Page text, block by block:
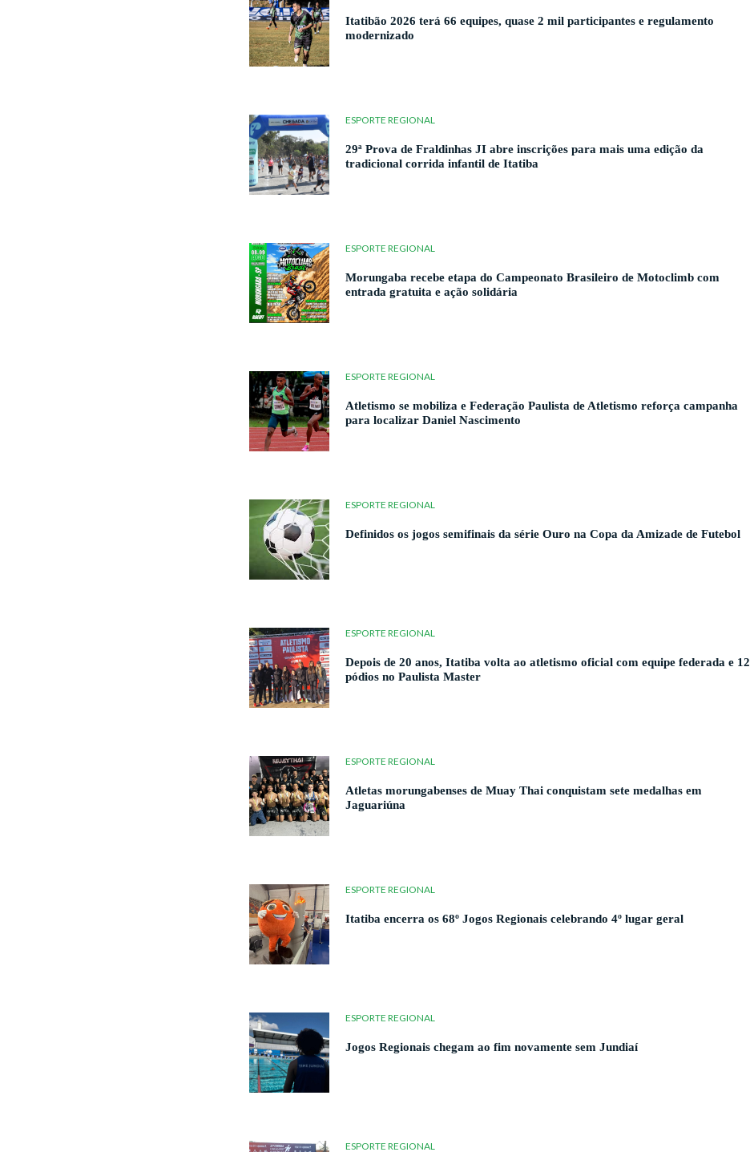
Itatibão 2026 terá 66 equipes, quase 2 mil participantes e regulamento
modernizado
ESPORTE REGIONAL
29ª Prova de Fraldinhas JI abre inscrições para mais uma edição da
tradicional corrida infantil de Itatiba
ESPORTE REGIONAL
Morungaba recebe etapa do Campeonato Brasileiro de Motoclimb com
entrada gratuita e ação solidária
ESPORTE REGIONAL
Atletismo se mobiliza e Federação Paulista de Atletismo reforça campanha
para localizar Daniel Nascimento
ESPORTE REGIONAL
Definidos os jogos semifinais da série Ouro na Copa da Amizade de Futebol
ESPORTE REGIONAL
Depois de 20 anos, Itatiba volta ao atletismo oficial com equipe federada e 12
pódios no Paulista Master
ESPORTE REGIONAL
Atletas morungabenses de Muay Thai conquistam sete medalhas em
Jaguariúna
ESPORTE REGIONAL
Itatiba encerra os 68º Jogos Regionais celebrando 4º lugar geral
ESPORTE REGIONAL
Jogos Regionais chegam ao fim novamente sem Jundiaí
ESPORTE REGIONAL